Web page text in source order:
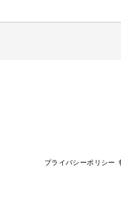
プライバシーポリシー